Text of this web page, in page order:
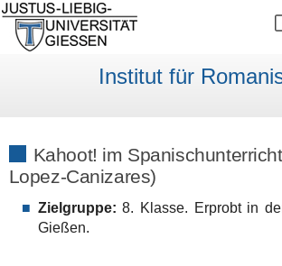
Institut für
Kahoot! im
Lopez-Canizares)
Zielgruppe: 8. Klasse. Erprobt in
Gießen.